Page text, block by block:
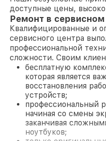
доступные цены,
Ремонт в сервисном
Квалифицированные и
сервисного центра
профессиональной
сложности. Своим
бесплатную
которая является
восстановления
устройств;
профессиональный
начиная со смены
заканчивая
ноутбуков;